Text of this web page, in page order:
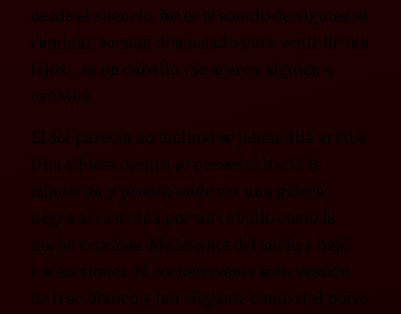
desde el silencio. No es el sonido de alguien al
caminar, suenan demasiado para venir de tan
lejos… es un caballo. ¡Se acerca alguien a
caballo!
El sol parecía no inclinarse jamás allá arriba.
Una silueta oscura se presentó hacia la
izquierda y pronto pude ver una galera
negra arrastrada por un caballo como la
noche recelosa. Me levanté del suelo y bajé
los escalones. El cochero venía solo, vestido
de frac blanco y tan elegante como si el polvo